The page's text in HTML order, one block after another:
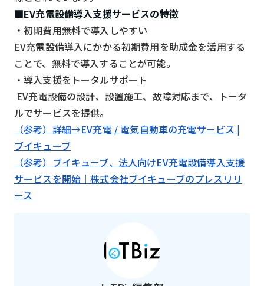
■EV充電設備導入支援サービスの特徴
・初期費用無料で導入しやすい
EV充電設備導入にかかる初期費用を助成金を活用する
ことで、無料で導入することが可能。
・導入支援をトータルサポート
EV充電設備の設計、設置施工、故障対応まで、トータ
ルでサービスを提供。
（参考）詳細→EV充電 / 電気自動車の充電サービス |
ブイキューブ
（参考）ブイキューブ、法人向けEV充電設備導入支援
サービスを開始｜株式会社ブイキューブのプレスリリ
ース